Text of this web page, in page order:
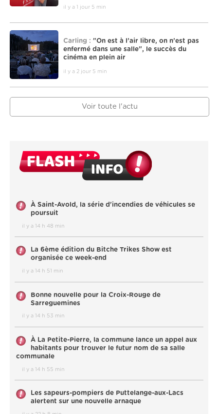
il y a 1 jour 5 min
Carling : "On est à l’air libre, on n’est pas
enfermé dans une salle", le succès du
cinéma en plein air
il y a 2 jour 5 min
Voir toute l'actu
À Saint-Avold, la série d'incendies de véhicules se
poursuit
il y a 14 h 48 min
La 6ème édition du Bitche Trikes Show est
organisée ce week-end
il y a 14 h 51 min
Bonne nouvelle pour la Croix-Rouge de
Sarreguemines
il y a 14 h 53 min
À La Petite-Pierre, la commune lance un appel aux
habitants pour trouver le futur nom de sa salle
communale
il y a 14 h 55 min
Les sapeurs-pompiers de Puttelange-aux-Lacs
alertent sur une nouvelle arnaque